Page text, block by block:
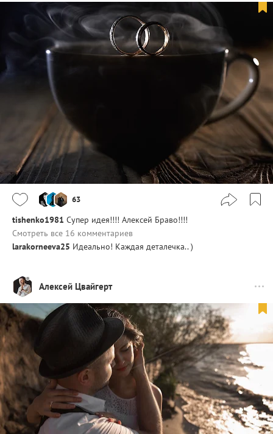
63
tishenko1981 Супер идея!!!! Алексей Браво!!!!
Смотреть все 16 комментариев
larakorneeva25 Идеально! Каждая деталечка.. )
Алексей Цвайгерт